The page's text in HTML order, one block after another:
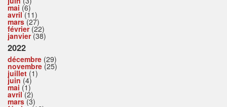
mai (6)
avril(11)
mars(27)
février(22)
janvier(38)
2022
décembre (29)
novembre (25)
juillet (1)
juin (4)
mai (1)
avril(2)
mars(3)